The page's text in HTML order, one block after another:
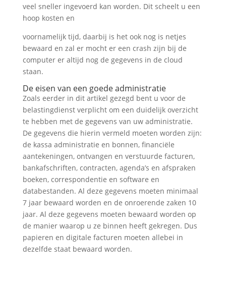
veel sneller ingevoerd kan worden. Dit scheelt u een
hoop kosten en
voornamelijk tijd, daarbij is het ook nog is netjes
bewaard en zal er mocht er een crash zijn bij de
computer er altijd nog de gegevens in de cloud
staan.
De eisen van een goede administratie
Zoals eerder in dit artikel gezegd bent u voor de
belastingdienst verplicht om een duidelijk overzicht
te hebben met de gegevens van uw administratie.
De gegevens die hierin vermeld moeten worden zijn:
de kassa administratie en bonnen, financiële
aantekeningen, ontvangen en verstuurde facturen,
bankafschriften, contracten, agenda’s en afspraken
boeken, correspondentie en software en
databestanden. Al deze gegevens moeten minimaal
7 jaar bewaard worden en de onroerende zaken 10
jaar. Al deze gegevens moeten bewaard worden op
de manier waarop u ze binnen heeft gekregen. Dus
papieren en digitale facturen moeten allebei in
dezelfde staat bewaard worden.